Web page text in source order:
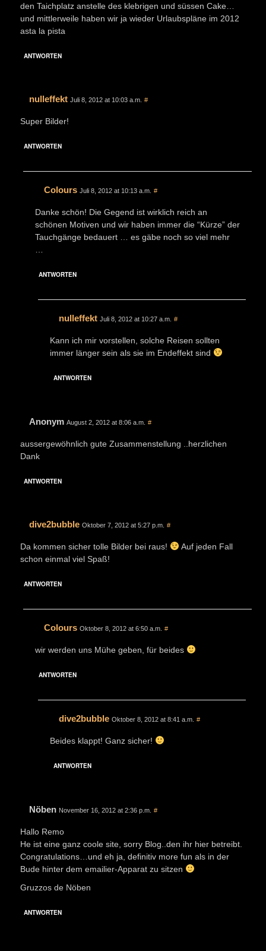
den Taichplatz anstelle des klebrigen und süssen Cake…
und mittlerweile haben wir ja wieder Urlaubspläne im 2012
asta la pista
ANTWORTEN
nulleffekt Juli 8, 2012 at 10:03 a.m. #
Super Bilder!
ANTWORTEN
Colours Juli 8, 2012 at 10:13 a.m. #
Danke schön! Die Gegend ist wirklich reich an
schönen Motiven und wir haben immer die “Kürze” der
Tauchgänge bedauert … es gäbe noch so viel mehr
ANTWORTEN
nulleffekt Juli 8, 2012 at 10:27 a.m. #
Kann ich mir vorstellen, solche Reisen sollten
immer länger sein als sie im Endeffekt sind
ANTWORTEN
Anonym August 2, 2012 at 8:06 a.m. #
aussergewöhnlich gute Zusammenstellung ..herzlichen
Dank
ANTWORTEN
dive2bubble Oktober 7, 2012 at 5:27 p.m. #
Da kommen sicher tolle Bilder bei raus!
Auf jeden Fall
schon einmal viel Spaß!
ANTWORTEN
Colours Oktober 8, 2012 at 6:50 a.m. #
wir werden uns Mühe geben, für beides
ANTWORTEN
dive2bubble Oktober 8, 2012 at 8:41 a.m. #
Beides klappt! Ganz sicher!
ANTWORTEN
Nöben November 16, 2012 at 2:36 p.m. #
Hallo Remo
He ist eine ganz coole site, sorry Blog..den ihr hier betreibt.
Congratulations…und eh ja, definitiv more fun als in der
Bude hinter dem emailier-Apparat zu sitzen
Gruzzos de Nöben
ANTWORTEN